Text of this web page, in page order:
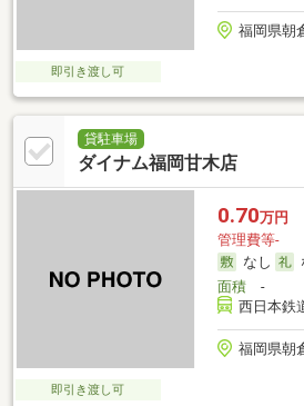
福岡県朝
即引き渡し可
貸駐車場
ダイナム福岡甘木店
0.70万円
管理費等-
なし
面積-
西日本鉄
福岡県朝
即引き渡し可